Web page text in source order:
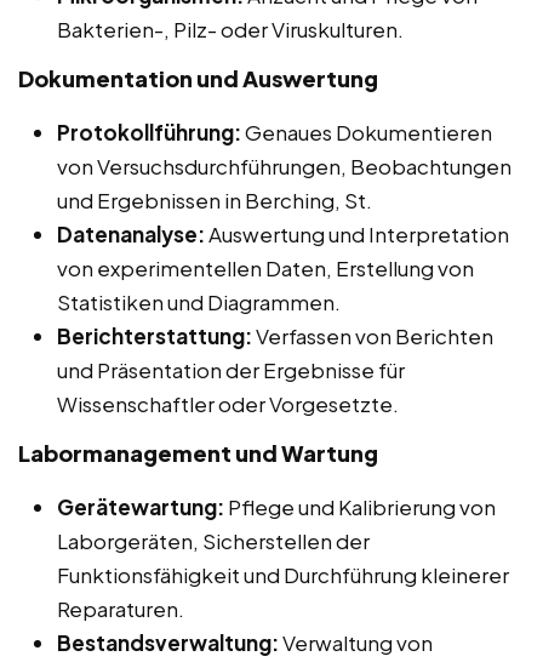
Bakterien-, Pilz- oder Viruskulturen.
Dokumentation und Auswertung
Protokollführung:Genaues Dokumentieren
von Versuchsdurchführungen, Beobachtungen
und Ergebnissen in Berching, St.
Datenanalyse:Auswertung und Interpretation
von experimentellen Daten, Erstellung von
Statistiken und Diagrammen.
Berichterstattung:Verfassen von Berichten
und Präsentation der Ergebnisse für
Wissenschaftler oder Vorgesetzte.
Labormanagement und Wartung
Gerätewartung: Pflege und Kalibrierung von
Laborgeräten, Sicherstellen der
Funktionsfähigkeit und Durchführung kleinerer
Reparaturen.
Bestandsverwaltung:Verwaltung von